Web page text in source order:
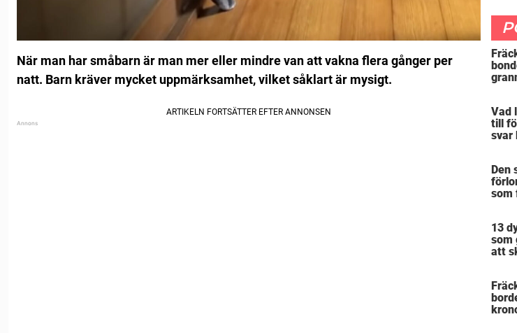
När man har småbarn är man mer eller mindre van att vakna flera gånger per
natt. Barn kräver mycket uppmärksamhet, vilket såklart är mysigt.
Vad
till
svar
Den
som
13
som
att